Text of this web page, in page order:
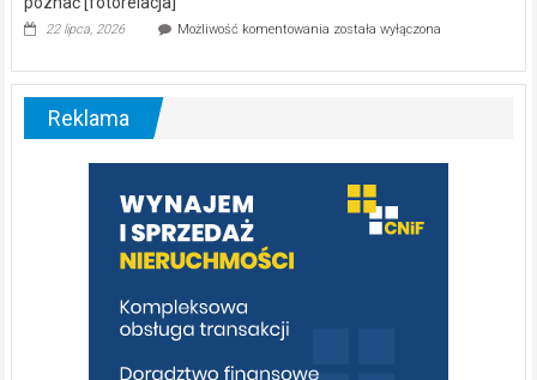
22 lipca, 2026 Możliwość komentowania Ekologiczne
–
warto
poznać
[fotorelacja]
została wyłączona
Reklama